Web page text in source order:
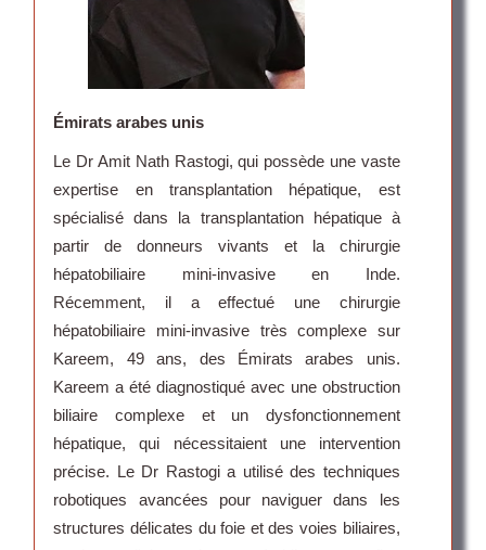
Émirats arabes unis
Le Dr Amit Nath Rastogi, qui possède une vaste
expertise en transplantation hépatique, est
spécialisé dans la transplantation hépatique à
partir de donneurs vivants et la chirurgie
hépatobiliaire mini-invasive en Inde.
Récemment, il a effectué une chirurgie
hépatobiliaire mini-invasive très complexe sur
Kareem, 49 ans, des Émirats arabes unis.
Kareem a été diagnostiqué avec une obstruction
biliaire complexe et un dysfonctionnement
hépatique, qui nécessitaient une intervention
précise. Le Dr Rastogi a utilisé des techniques
robotiques avancées pour naviguer dans les
structures délicates du foie et des voies biliaires,